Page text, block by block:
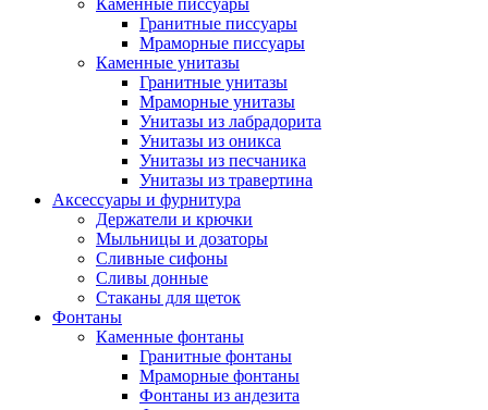
Каменные писсуары
Гранитные писсуары
Мраморные писсуары
Каменные унитазы
Гранитные унитазы
Мраморные унитазы
Унитазы из лабрадорита
Унитазы из оникса
Унитазы из песчаника
Унитазы из травертина
Аксессуары и фурнитура
Держатели и крючки
Мыльницы и дозаторы
Сливные сифоны
Сливы донные
Стаканы для щеток
Фонтаны
Каменные фонтаны
Гранитные фонтаны
Мраморные фонтаны
Фонтаны из андезита